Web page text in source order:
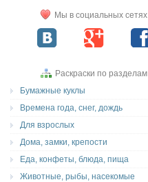
Мы в социальных сетях
Раскраски по разделам
Бумажные куклы
Времена года, снег, дождь
Для взрослых
Дома, замки, крепости
Еда, конфеты, блюда, пища
Животные, рыбы, насекомые